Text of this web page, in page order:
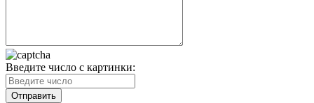
Введите число с картинки: